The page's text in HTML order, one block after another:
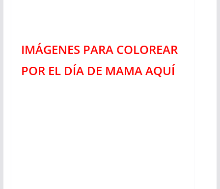
IMÁGENES PARA COLOREAR
POR EL DÍA DE MAMA AQUÍ